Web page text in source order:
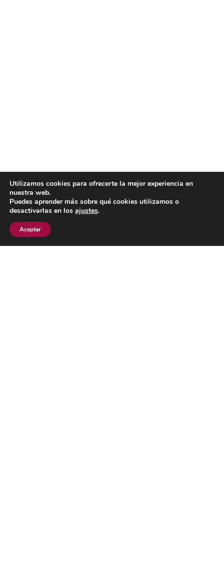
En là Artesanía
C/Huertas nº23
Monforte de Lemos
27400 Lugo
Utilizamos cookies para ofrecerte la mejor experiencia en
nuestra web.
Puedes aprender más sobre qué cookies utilizamos o
desactivarlas en los ajustes.
Aceptar